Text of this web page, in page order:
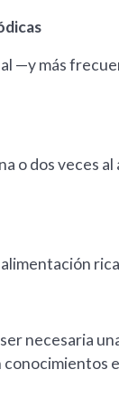
—y más
o dos veces
necesaria